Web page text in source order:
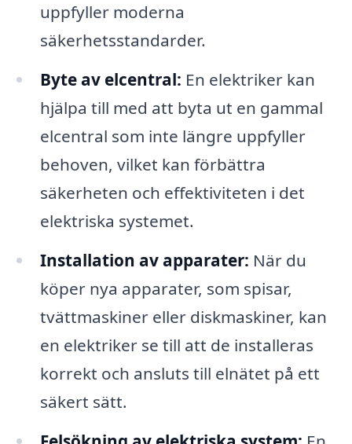
uppfyller moderna
säkerhetsstandarder.
Byte av elcentral: En elektriker kan
hjälpa till med att byta ut en gammal
elcentral som inte längre uppfyller
behoven, vilket kan förbättra
säkerheten och effektiviteten i det
elektriska systemet.
Installation av apparater: När du
köper nya apparater, som spisar,
tvättmaskiner eller diskmaskiner, kan
en elektriker se till att de installeras
korrekt och ansluts till elnätet på ett
säkert sätt.